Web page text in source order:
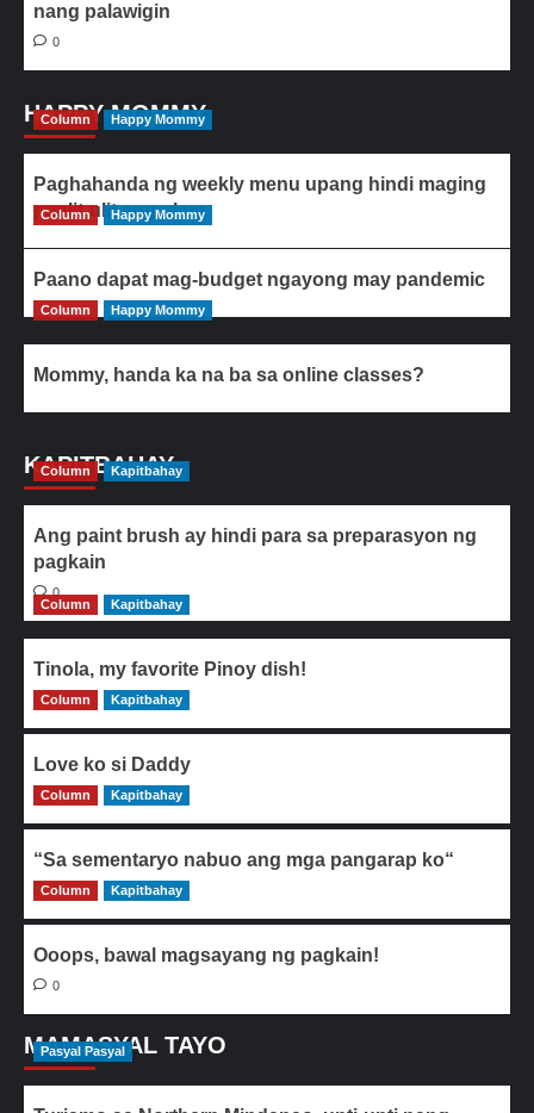
nang palawigin
0
HAPPY MOMMY
Column Happy Mommy
Paghahanda ng weekly menu upang hindi maging
paulit-ulit ang ulam
Column Happy Mommy
Paano dapat mag-budget ngayong may pandemic
Column Happy Mommy
Mommy, handa ka na ba sa online classes?
KAPITBAHAY
Column Kapitbahay
Ang paint brush ay hindi para sa preparasyon ng
pagkain
0
Column
Kapitbahay
Tinola, my favorite Pinoy dish!
0
Column Kapitbahay
Love ko si Daddy
0
Column Kapitbahay
“Sa sementaryo nabuo ang mga pangarap ko“
0
Column Kapitbahay
Ooops, bawal magsayang ng pagkain!
0
MAMASYAL TAYO
Pasyal Pasyal